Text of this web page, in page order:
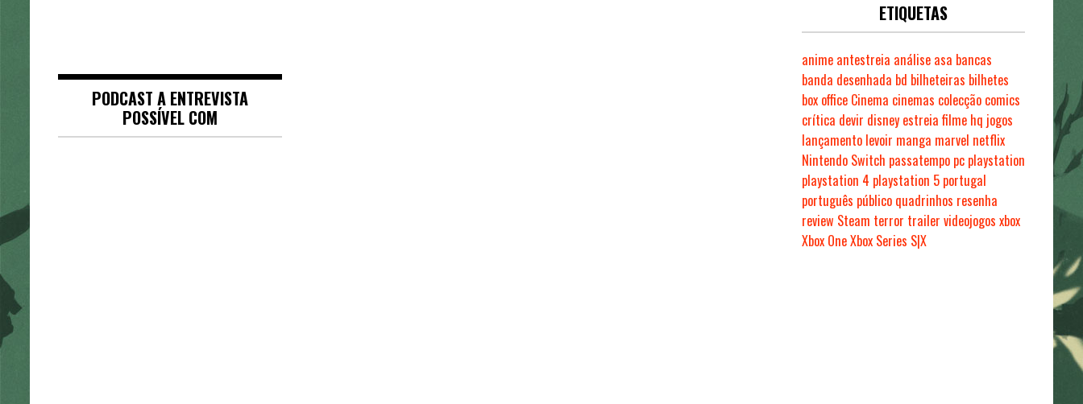
PODCAST A ENTREVISTA
POSSÍVEL COM
ETIQUETAS
anime antestreia análise asa bancas
banda desenhada bd bilheteiras bilhetes
box office Cinema cinemas colecção comics
crítica devir disney estreiafilme hq jogos
lançamento levoir manga marvel netflix
Nintendo Switch passatempo pc playstation
playstation 4 playstation 5 portugal
português público quadrinhos resenha
review Steam terror trailer videojogos xbox
Xbox OneXbox Series S|X